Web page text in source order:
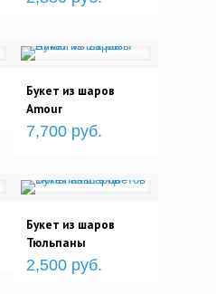
Букет из шаров
Amour
7,700 руб.
Букет из шаров
Тюльпаны
2,500 руб.